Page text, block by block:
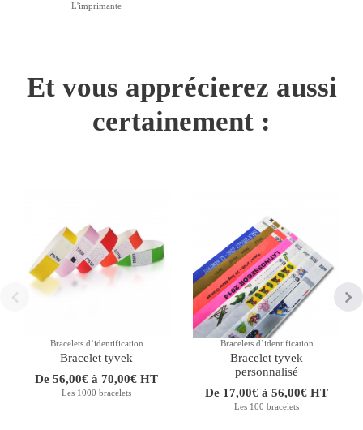
L'imprimante
Et vous apprécierez aussi
certainement :
Bracelets dʼidentification
Bracelet tyvek
De 56,00€ à 70,00€ HT
Les 1000 bracelets
Bracelets dʼidentification
Bracelet tyvek
personnalisé
De 17,00€ à 56,00€ HT
Les 100 bracelets